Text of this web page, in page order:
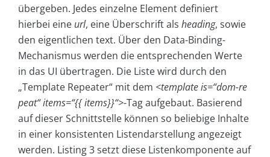
übergeben. Jedes einzelne Element definiert
hierbei eine url, eine Überschrift als heading, sowie
den eigentlichen text. Über den Data-Binding-
Mechanismus werden die entsprechenden Werte
in das UI übertragen. Die Liste wird durch den
„Template Repeater“ mit dem <template is=“dom-re
peat“ items=“{{ items}}“>-Tag aufgebaut. Basierend
auf dieser Schnittstelle können so beliebige Inhalte
in einer konsistenten Listendarstellung angezeigt
werden. Listing 3 setzt diese Listenkomponente auf